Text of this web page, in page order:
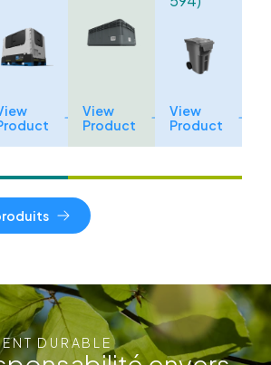
View
Product
View
Product
DURABLE